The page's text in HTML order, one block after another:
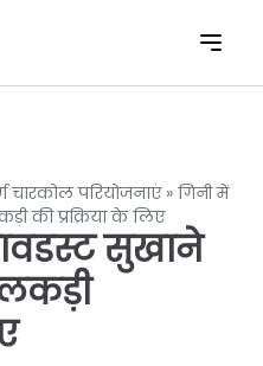
चारकोल परियोजनाएं» गिनी में
की प्रक्रिया के लिए
सुखाने